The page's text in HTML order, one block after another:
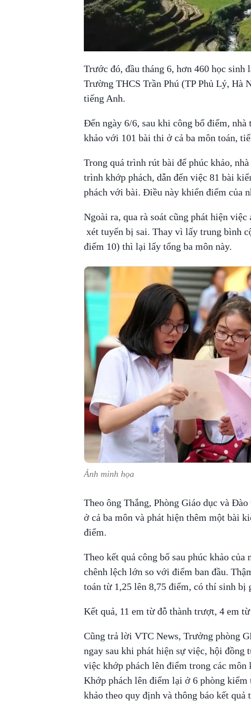
Trước đó, đầu tháng 6, hơn 460 học sinh
Trường THCS Trần Phú (TP Phủ Lý, Hà
tiếng Anh.
Đến ngày 6/6, sau khi công bố điểm,
khảo với 101 bài thi ở cả ba môn toán,
Trong quá trình rút bài để phúc khảo,
trình khớp phách, dẫn đến việc 81 bài
phách với bài. Điều này khiến điểm của
Ngoài ra, qua rà soát cũng phát hiện
xét tuyển bị sai. Thay vì lấy trung bình
điểm 10) thì lại lấy tổng ba môn này.
Ảnh minh họa
Theo ông Thắng, Phòng Giáo dục và
ở cả ba môn và phát hiện thêm một bài
điểm.
Theo kết quả công bố sau phúc khảo
chênh lệch lớn so với điểm ban đầu.
toán từ 1,25 lên 8,75 điểm, có thí sinh bị
Kết quả, 11 em từ đỗ thành trượt, 4 em
Cũng trả lời VTC News, Trưởng phòng
ngay sau khi phát hiện sự việc, hội đồng
việc khớp phách lên điểm trong các
Khớp phách lên điểm lại ở 6 phòng kiểm
khảo theo quy định và thông báo kết quả